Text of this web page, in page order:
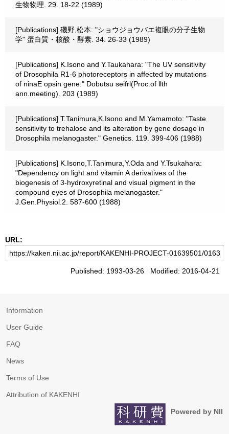
生物物理. 29. 18-22 (1989)
[Publications] 磯野,松本: "ショウジョウバエ複眼の分子生物
学" 蛋白質・核酸・酵素. 34. 26-33 (1989)
[Publications] K.Isono and Y.Taukahara: "The UV sensitivity
of Drosophila R1-6 photoreceptors in affected by mutations
of ninaE opsin gene." Dobutsu seifrl(Proc.of llth
ann.meeting). 203 (1989)
[Publications] T.Tanimura,K.Isono and M.Yamamoto: "Taste
sensitivity to trehalose and its alteration by gene dosage in
Drosophila melanogaster." Genetics. 119. 399-406 (1988)
[Publications] K.Isono,T.Tanimura,Y.Oda and Y.Tsukahara:
"Dependency on light and vitamin A derivatives of the
biogenesis of 3-hydroxyretinal and visual pigment in the
compound eyes of Drosophila melanogaster."
J.Gen.Physiol.2. 587-600 (1988)
URL:
Published: 1993-03-26 Modified: 2016-04-21
Information
User Guide
FAQ
News
Terms of Use
Attribution of KAKENHI
Powered by NII